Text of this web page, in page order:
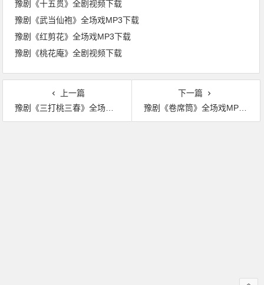
豫剧《十五贯》全剧视频下载
豫剧《武当仙袍》全场戏MP3下载
豫剧《红剪花》全场戏MP3下载
豫剧《桃花庵》全剧视频下载
上一篇
豫剧《三打桃三春》全场戏MP3下载
下一篇
豫剧《卷席筒》全场戏MP3下载